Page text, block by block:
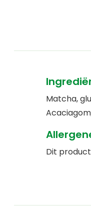
Matcha,
Dit